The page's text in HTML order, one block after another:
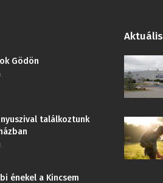
Gödön
találkoztunk
énekel a Kincsem
Aktuális